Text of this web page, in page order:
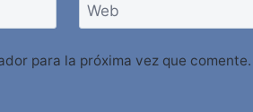
Web
para la próxima vez que comente.